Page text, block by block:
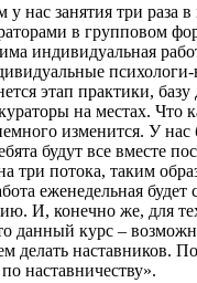
нас занятия три раза в
в групповом
индивидуальная
этап практики, базу
на местах. Что
изменится. У нас
будут все вместе
три потока, таким
еженедельная будет
И, конечно же, для
данный курс –
делать наставников.
наставничеству».